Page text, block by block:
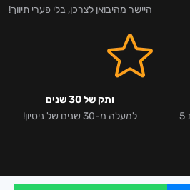
היישר מהיבואן לצרכן, בלי פערי תיווך!
אלפי לקוחות מרוצים וביקורות 5
ותק של 30 שנים
למעלה מ-30 שנים של ניסיון!